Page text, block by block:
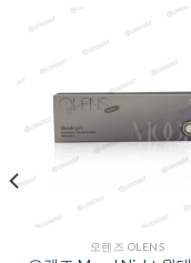
오렌즈 OLENS